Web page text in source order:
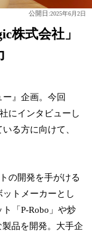
公開日:2025年6月2日
株式会社」
』企画。今回
にインタビューし
る方に向けて、
の開発を手がける
トメーカーとし
「P-Robo」や炒
品を開発。大手企